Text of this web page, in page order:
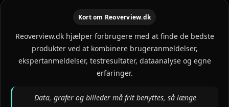
Kort om Reoverview.dk
Reoverview.dk hjælper forbrugere med at finde de bedste
produkter ved at kombinere brugeranmeldelser,
ekspertanmeldelser, testresultater, dataanalyse og egne
erfaringer.
Data, grafer og billeder må frit benyttes, så længe